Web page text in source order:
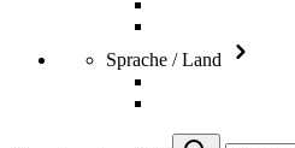
Sprache / Land